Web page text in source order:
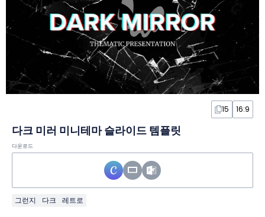
15 16:9
다크 미러 미니테마 슬라이드 템플릿
다운로드
그런지 다크 레트로